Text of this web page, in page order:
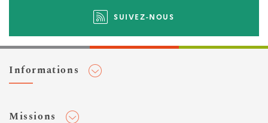
SUIVEZ-NOUS
Informations
Missions